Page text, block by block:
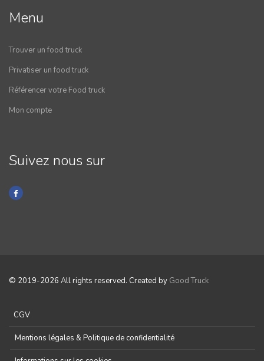
Menu
Trouver un food truck
Privatiser un food truck
Référencer votre Food truck
Mon compte
Suivez nous sur
© 2019-2026 All rights reserved. Created by Good Truck
CGV
Mentions légales & Politique de confidentialité